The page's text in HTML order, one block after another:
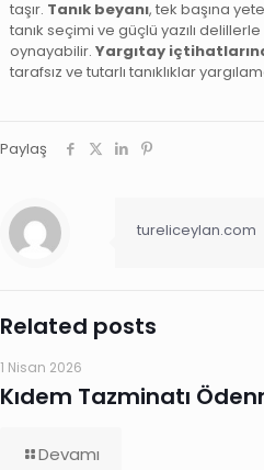
taşır. Tanık beyanı, tek başına
tanık seçimi ve güçlü yazılı
oynayabilir.Yargıtay
tarafsız ve tutarlı tanıklıklar
Paylaş
tureliceylan.com
Related posts
1 Nisan 2026
Kıdem Tazminatı
Devamı